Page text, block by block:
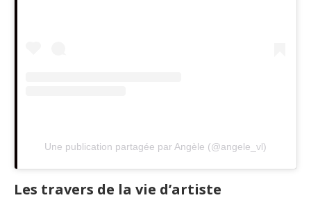
Une publication partagée par Angèle (@angele_vl)
Les travers de la vie d’artiste